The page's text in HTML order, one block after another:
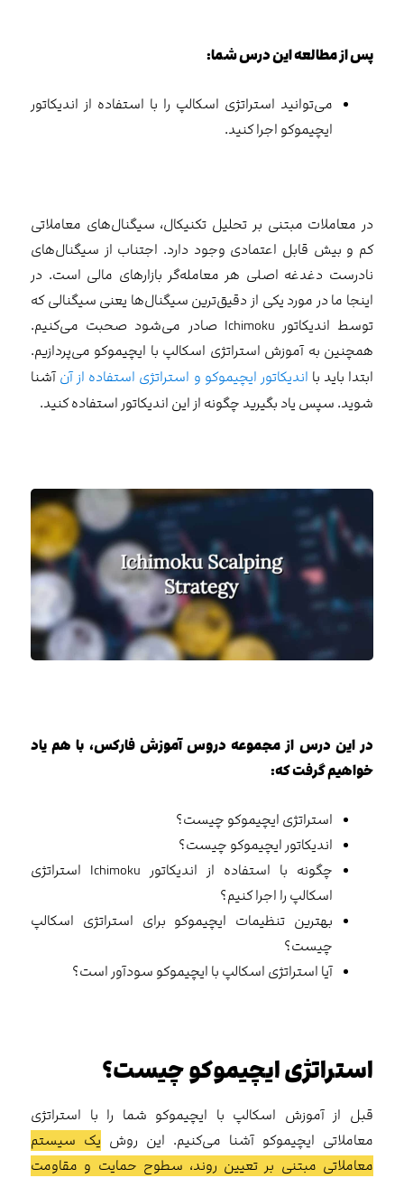
پس از مطالعه این درس شما:
می‌توانید استراتژی اسکالپ را با استفاده از اندیکاتور
ایچیموکو اجرا کنید.
در معاملات مبتنی بر تحلیل تکنیکال، سیگنال‌های معاملاتی
کم و بیش قابل اعتمادی وجود دارد. اجتناب از سیگنال‌های
نادرست دغدغه اصلی هر معامله‌گر بازارهای مالی است. در
اینجا ما در مورد یکی از دقیق‌ترین سیگنال‌ها یعنی سیگنالی که
توسط اندیکاتور Ichimoku صادر می‌شود صحبت می‌کنیم.
همچنین به آموزش استراتژی اسکالپ با ایچیموکو می‌پردازیم.
ابتدا باید با اندیکاتور ایچیموکو و استراتژی استفاده از آنآشنا
شوید. سپس یاد بگیرید چگونه از این اندیکاتور استفاده کنید.
در این درس از مجموعه دروس آموزش فارکس، با هم یاد
خواهیم گرفت که:
استراتژی ایچیموکو چیست؟
اندیکاتور ایچیموکو چیست؟
چگونه با استفاده از اندیکاتور Ichimoku استراتژی
اسکالپ را اجرا کنیم؟
بهترین تنظیمات ایچیموکو برای استراتژی اسکالپ
چیست؟
آیا استراتژی اسکالپ با ایچیموکو سودآور است؟
استراتژی ایچیموکو چیست؟
قبل از آموزش اسکالپ با ایچیموکو شما را با استراتژی
معاملاتی ایچیموکو آشنا می‌کنیم. این روش یک سیستم
معاملاتی مبتنی بر تعیین روند، سطوح حمایت و مقاومت